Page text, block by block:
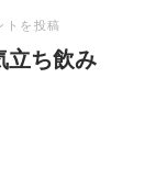
トを投稿
立ち飲み